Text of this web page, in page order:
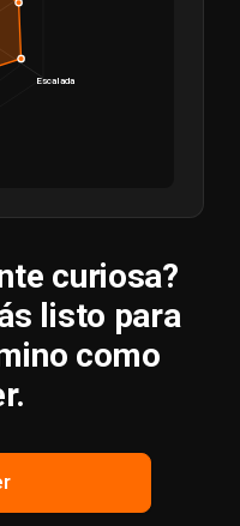
Escalada
curiosa?
listo para
como